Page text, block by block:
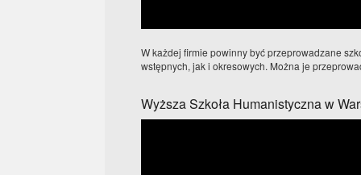
W każdej firmie powinny być przeprowadzane
wstępnych, jak i okresowych. Można je
Wyższa Szkoła Humanistyczna w